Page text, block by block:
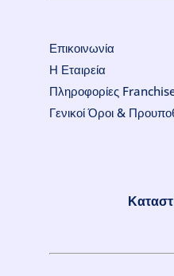
Επικοινωνία
Η Εταιρεία
Πληροφορίες
Γενικοί Όροι &